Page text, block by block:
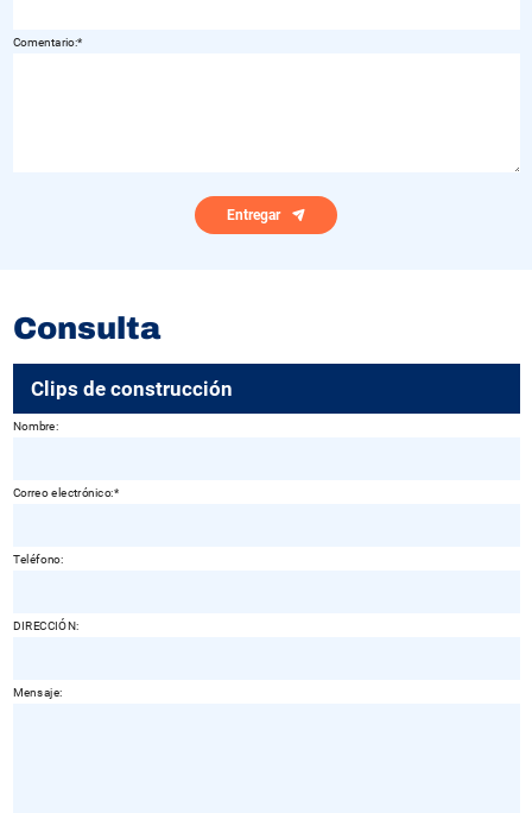
Comentario:
Entregar
Consulta
Clips de construcción
Nombre:
Correo electrónico:
Teléfono:
DIRECCIÓN:
Mensaje: